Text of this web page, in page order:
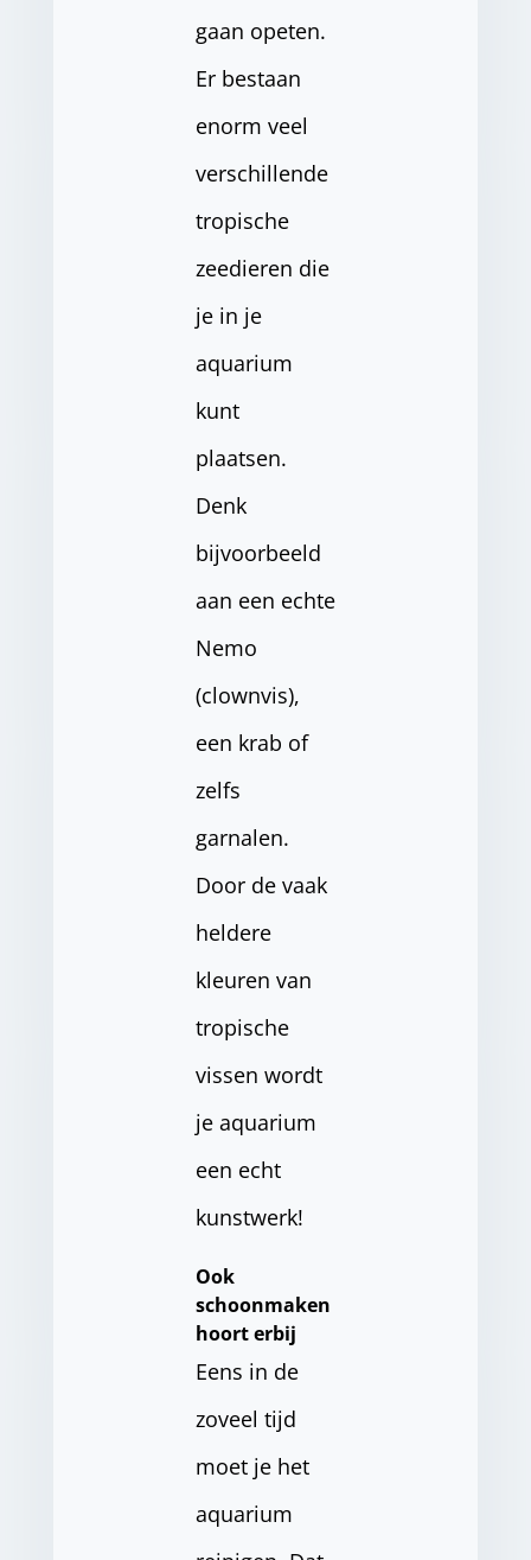
gaan opeten.
Er bestaan
enorm veel
verschillende
tropische
zeedieren die
je in je
aquarium
kunt
plaatsen.
Denk
bijvoorbeeld
aan een echte
Nemo
(clownvis),
een krab of
zelfs
garnalen.
Door de vaak
heldere
kleuren van
tropische
vissen wordt
je aquarium
een echt
kunstwerk!
Ook
schoonmaken
hoort erbij
Eens in de
zoveel tijd
moet je het
aquarium